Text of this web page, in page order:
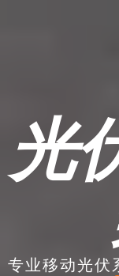
光
专业移动光伏